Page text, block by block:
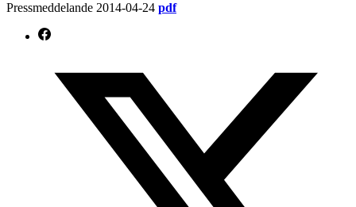
Pressmeddelande 2014-04-24 pdf